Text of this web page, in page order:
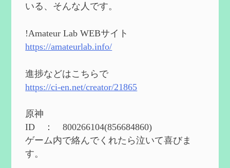
2024/05/12
能と3凸までを更新
2024/05/11
eを3BBB化してみた
2024/04/26
能と3凸まで
2024/04/03
第４８回 ヌヴィレットの性能と凸比較
更新
2024/2/10
いる、そんな人です。
!Amateur Lab WEBサイト
https://amateurlab.info/
進捗などはこちらで
https://ci-en.net/creator/21865
原神
ID ： 800266104(856684860)
ゲーム内で絡んでくれたら泣いて喜びま
す。